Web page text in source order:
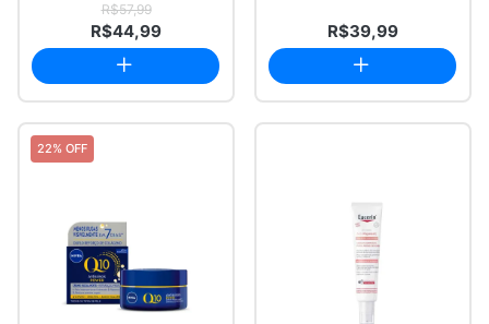
R$57,99
R$44,99 R$39,99
22% OFF